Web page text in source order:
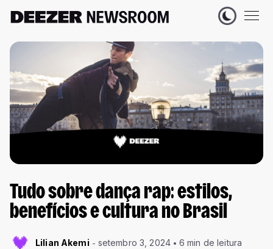
Tudo sobre dança rap: estilos,
benefícios e cultura no Brasil
Lilian Akemi setembro 3, 2024 6 min de leitura